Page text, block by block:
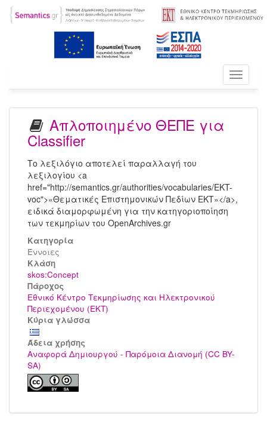
Toggle
Απλοποιημένο ΘΕΠΕ για
Classifier
Το λεξιλόγιο αποτελεί παραλλαγή του
λεξιλογίου <a
href="http://semantics.gr/authorities/vocabularies/EKT-
voc">«Θεματικές Επιστημονικών Πεδίων ΕΚΤ»</a>,
ειδικά διαμορφωμένη για την κατηγοριοποίηση
των τεκμηρίων του OpenArchives.gr
Κατηγορία
Έννοιες
Kλάση
skos:Concept
Πάροχος
Εθνικό Κέντρο Τεκμηρίωσης και Ηλεκτρονικού
Περιεχομένου (ΕΚΤ)
Κύρια γλώσσα
Άδεια χρήσης
Αναφορά Δημιουργού - Παρόμοια Διανομή (CC BY-
SA)